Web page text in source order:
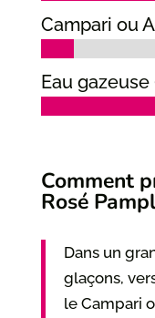
Campari ou
Eau gazeuse
Comment
Rosé
Dans un
glaçons,
le Campari